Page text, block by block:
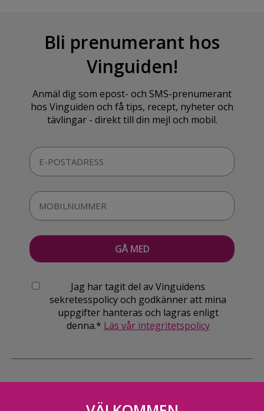
Bli prenumerant hos
Vinguiden!
Anmäl dig som epost- och SMS-prenumerant
hos Vinguiden och få tips, recept, nyheter och
tävlingar - direkt till din mejl och mobil.
Jag har tagit del av Vinguidens
sekretesspolicy och godkänner att mina
uppgifter hanteras och lagras enligt
denna.* Läs vår integritetspolicy